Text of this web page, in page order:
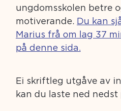
ungdomsskolen betre
motiverande. Du kan
Marius frå om lag 37
på denne sida.
Ei skriftleg utgåve av
kan du laste ned nedst